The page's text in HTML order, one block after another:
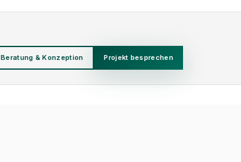
Beratung & Konzeption Projekt besprechen